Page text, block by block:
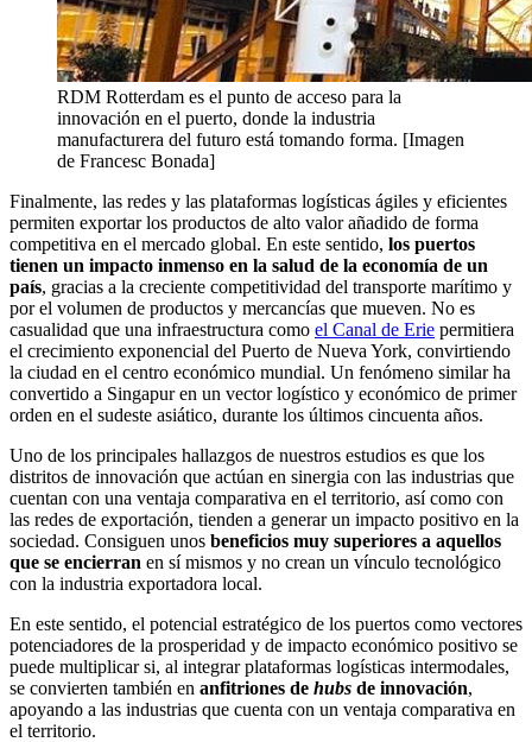
RDM Rotterdam es el punto de acceso para la
innovación en el puerto, donde la industria
manufacturera del futuro está tomando forma. [Imagen
de Francesc Bonada]
Finalmente, las redes y las plataformas logísticas ágiles y eficientes
permiten exportar los productos de alto valor añadido de forma
competitiva en el mercado global. En este sentido, los puertos
tienen un impacto inmenso en la salud de la economía de un
país, gracias a la creciente competitividad del transporte marítimo y
por el volumen de productos y mercancías que mueven. No es
casualidad que una infraestructura como el Canal de Erie permitiera
el crecimiento exponencial del Puerto de Nueva York, convirtiendo
la ciudad en el centro económico mundial. Un fenómeno similar ha
convertido a Singapur en un vector logístico y económico de primer
orden en el sudeste asiático, durante los últimos cincuenta años.
Uno de los principales hallazgos de nuestros estudios es que los
distritos de innovación que actúan en sinergia con las industrias que
cuentan con una ventaja comparativa en el territorio, así como con
las redes de exportación, tienden a generar un impacto positivo en la
sociedad. Consiguen unos beneficios muy superiores a aquellos
que se encierran en sí mismos y no crean un vínculo tecnológico
con la industria exportadora local.
En este sentido, el potencial estratégico de los puertos como vectores
potenciadores de la prosperidad y de impacto económico positivo se
puede multiplicar si, al integrar plataformas logísticas intermodales,
se convierten también en anfitriones de hubs de innovación,
apoyando a las industrias que cuenta con un ventaja comparativa en
el territorio.